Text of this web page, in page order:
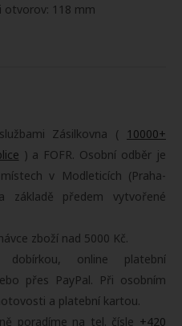
otvorov: 118 mm
Zásilkovna (
10000+
) a FOFR. Osobní odběr je
v Modleticích (Praha-
základě předem vytvořené
zboží nad 5000 Kč.
online platební
přes PayPal. Při osobním
a platební kartou.
poradíme na tel. čísle +420